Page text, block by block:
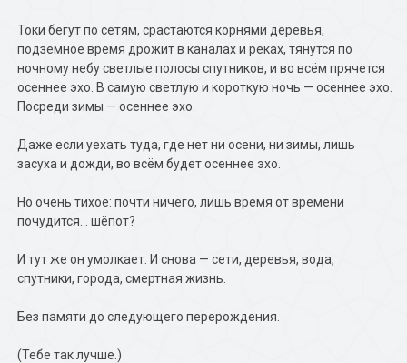
Токи бегут по сетям, срастаются корнями деревья,
подземное время дрожит в каналах и реках, тянутся по
ночному небу светлые полосы спутников, и во всём прячется
осеннее эхо. В самую светлую и короткую ночь — осеннее эхо.
Посреди зимы — осеннее эхо.
Даже если уехать туда, где нет ни осени, ни зимы, лишь
засуха и дожди, во всём будет осеннее эхо.
Но очень тихое: почти ничего, лишь время от времени
почудится… шёпот?
И тут же он умолкает. И снова — сети, деревья, вода,
спутники, города, смертная жизнь.
Без памяти до следующего перерождения.
(Тебе так лучше.)